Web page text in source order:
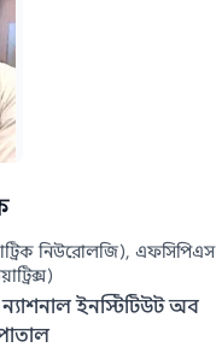
নিউরোলজি), এফসিপিএস
ন্যাশনাল ইনস্টিটিউট অব